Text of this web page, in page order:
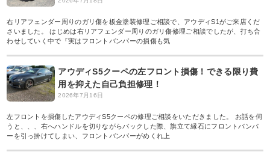
右リアフェンダー周りのガリ傷を板金塗装修理ご相談で、アウディS1がご来店くだ
さいました。 はじめは右リアフェンダー周りのガリ傷修理ご相談でしたが、打ち合
わせしていく中で『実はフロントバンパーの損傷も気
アウディS5クーペの左フロント損傷！できる限り費
用を抑えた自己負担修理！
2026年7月16日
左フロントを損傷したアウディS5クーペの修理ご相談をいただきました。 お話を伺
うと、、、右へハンドルを切りながらバックした際、旗立て縁石にフロントバンパ
ーを引っ掛けてしまい、フロントバンパーがめくれ上